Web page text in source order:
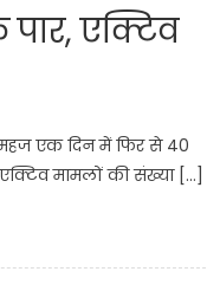
एक्टिव
महज एक दिन में फिर से 40
मामलों की संख्या […]